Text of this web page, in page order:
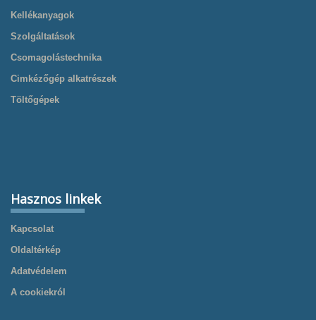
Kellékanyagok
Szolgáltatások
Csomagolástechnika
Cimkézőgép alkatrészek
Töltőgépek
Hasznos linkek
Kapcsolat
Oldaltérkép
Adatvédelem
A cookiekról